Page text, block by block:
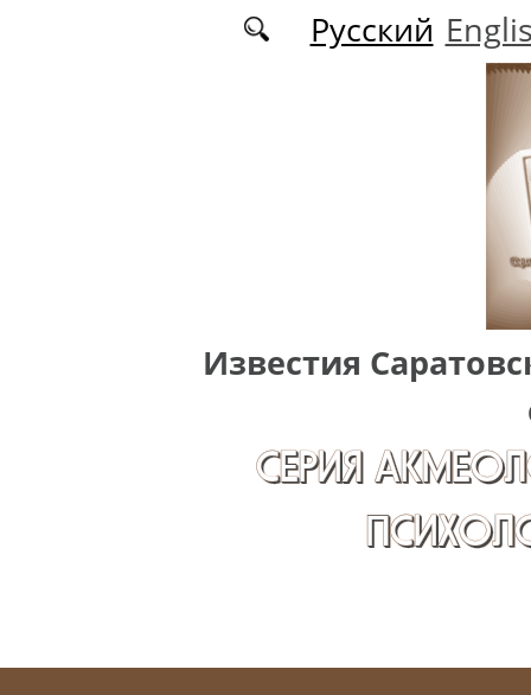
Перейти к основному содержаниюРусский
Известия
СЕРИЯ